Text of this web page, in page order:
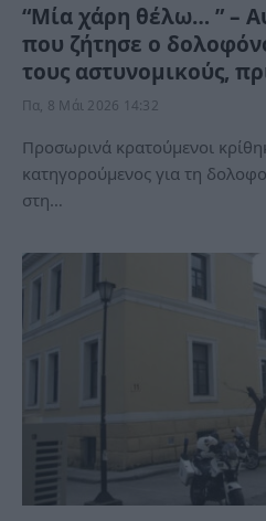
“Μία χάρη θέλω… ” –
που ζήτησε ο
τους αστυνομικούς,
Πα, 8 Μάι 2026 14:32
Προσωρινά κρατούμενοι
κατηγορούμενος για τη
στη…